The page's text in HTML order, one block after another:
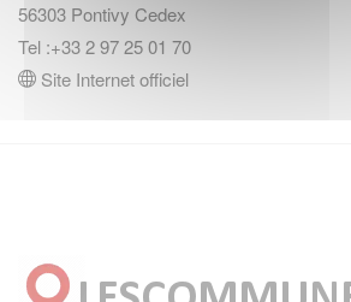
56303 Pontivy Cedex
Tel :+33 2 97 25 01 70
Site Internet officiel